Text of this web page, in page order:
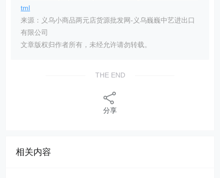
tml
来源：义乌小商品两元店货源批发网-义乌巍巍中艺进出口
有限公司
文章版权归作者所有，未经允许请勿转载。
THE END
分享
相关内容